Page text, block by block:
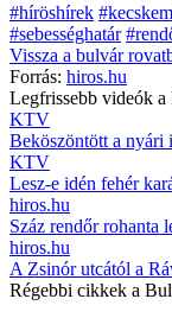
#híröshírek
#sebességhatár
Vissza a bulvár
Forrás: hiros.hu
Legfrissebb videók a
KTV
Beköszöntött a nyári
KTV
Lesz-e idén fehér
hiros.hu
Száz rendőr rohanta
hiros.hu
A Zsinór utcától a
Régebbi cikkek a